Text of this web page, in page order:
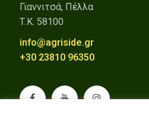
Γιαννιτσά, Πέλλα
Τ.Κ. 58100
info@agriside.gr
+30 23810 96350